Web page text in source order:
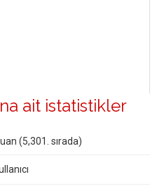
ait istatistikler
(5,301 . sırada)